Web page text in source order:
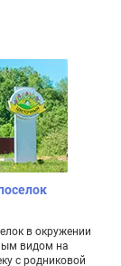
в окружении
видом на
с родниковой